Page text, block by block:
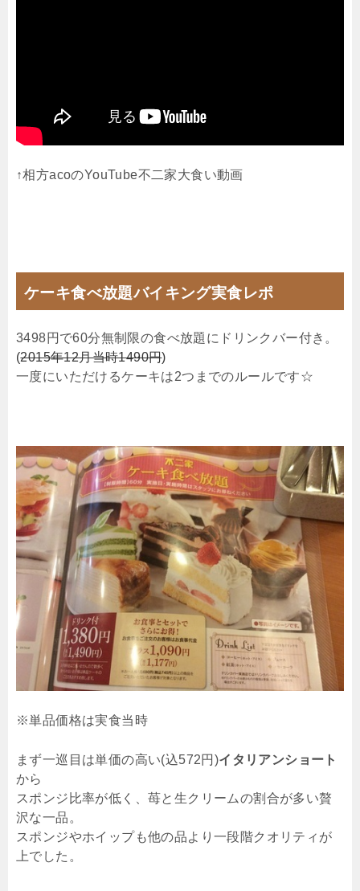
↑相方acoのYouTube不二家大食い動画
ケーキ食べ放題バイキング実食レポ
3498円で60分無制限の食べ放題にドリンクバー付き。
(2015年12月当時1490円)
一度にいただけるケーキは2つまでのルールです☆
※単品価格は実食当時
まず一巡目は単価の高い(込572円)イタリアンショート
から
スポンジ比率が低く、苺と生クリームの割合が多い贅
沢な一品。
スポンジやホイップも他の品より一段階クオリティが
上でした。